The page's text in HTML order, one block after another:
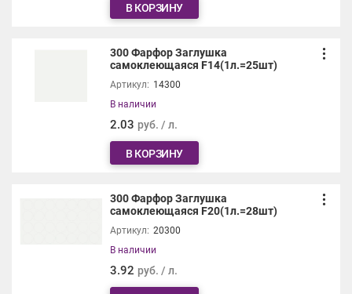
В КОРЗИНУ
300 Фарфор Заглушка
самоклеющаяся F14(1л.=25шт)
Артикул: 14300
В наличии
2.03 руб. / л.
В КОРЗИНУ
300 Фарфор Заглушка
самоклеющаяся F20(1л.=28шт)
Артикул: 20300
В наличии
3.92 руб. / л.